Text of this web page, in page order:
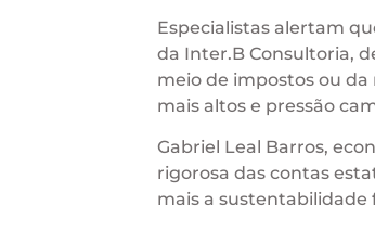
Especialistas alertam
da Inter.B Consultoria,
meio de impostos ou
mais altos e pressão
Gabriel Leal Barros,
rigorosa das contas
mais a sustentabilidade